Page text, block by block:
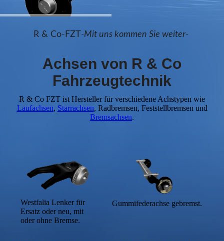
R & Co-FZT-Mit uns kommen Sie weiter-
Achsen von R & Co
Fahrzeugtechnik
R & Co FZT ist Hersteller für verschiedene Achstypen wie
Laufachsen, Starrachsen, Radbremsen, Feststellbremsen und
Bremsachsen.
Westfalia Lenker für
Ersatz oder neu, mit
oder ohne Bremse.
Gummifederachse gebremst.